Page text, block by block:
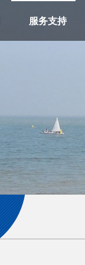
服务支持